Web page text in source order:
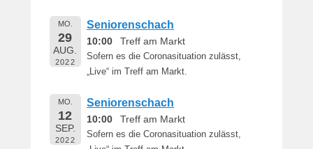
MO.
29
AUG.
2022
Seniorenschach
10:00 Treff am Markt
Sofern es die Coronasituation zulässt,
„Live“ im Treff am Markt.
MO.
12
SEP.
2022
Seniorenschach
10:00 Treff am Markt
Sofern es die Coronasituation zulässt,